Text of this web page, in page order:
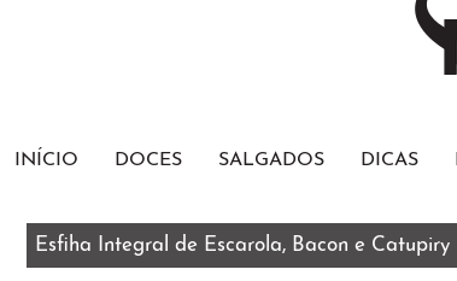
INÍCIO DOCES SALGADOS DICAS
Esfiha Integral de Escarola, Bacon e Catupiry